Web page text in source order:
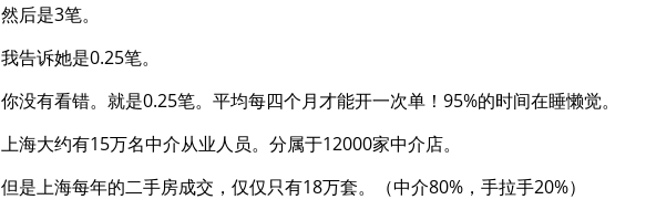
然后是3笔。
我告诉她是0.25笔。
你没有看错。就是0.25笔。平均每四个月才能开一次单！95%的时间在睡懒觉。
上海大约有15万名中介从业人员。分属于12000家中介店。
但是上海每年的二手房成交，仅仅只有18万套。（中介80%，手拉手20%）